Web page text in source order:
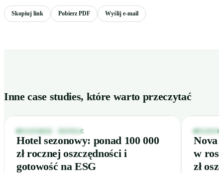
Skopiuj link Pobierz PDF Wyślij e-mail
Inne case studies, które warto przeczytać
Elegancki hotel o zmierzchu z ciepło rozświetlonymi oknami
HOTELE · POLSKA
100 000
zł / rok
FEATURED - HOTELE
Hotel sezonowy: ponad 100 000
zł rocznej oszczędności i
gotowość na ESG
Wnętrze
Nova
w
zł